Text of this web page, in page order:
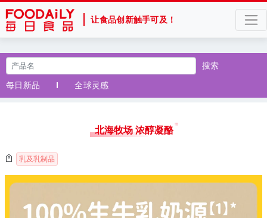
让食品创新触手可及！
搜索
每日新品
全球灵感
北海牧场 浓醇凝酪
乳及乳制品